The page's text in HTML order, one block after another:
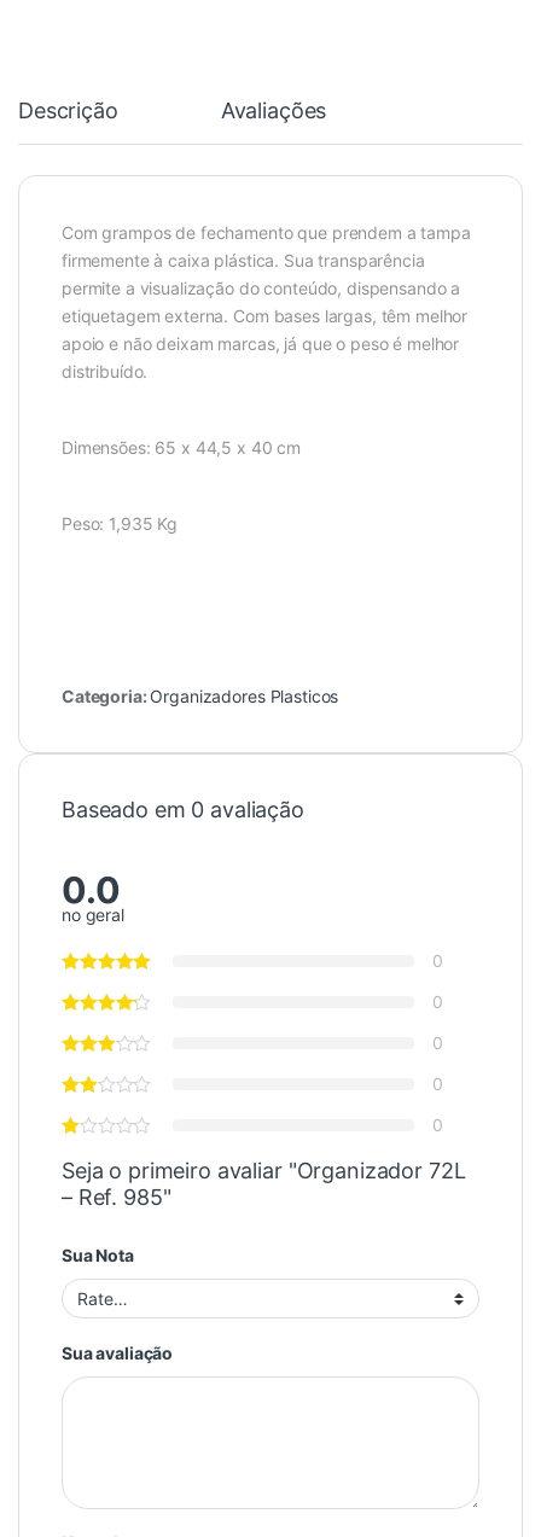
Descrição Avaliações
Com grampos de fechamento que prendem a tampa
firmemente à caixa plástica. Sua transparência
permite a visualização do conteúdo, dispensando a
etiquetagem externa. Com bases largas, têm melhor
apoio e não deixam marcas, já que o peso é melhor
distribuído.
Dimensões: 65 x 44,5 x 40 cm
Peso: 1,935 Kg
Categoria: Organizadores Plasticos
Baseado em 0 avaliação
0.0
no geral
0
0
0
0
0
Seja o primeiro avaliar "Organizador 72L
– Ref. 985"
Sua Nota
Sua avaliação